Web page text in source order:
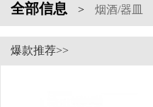
全部信息 > 烟酒/器皿
爆款推荐>>